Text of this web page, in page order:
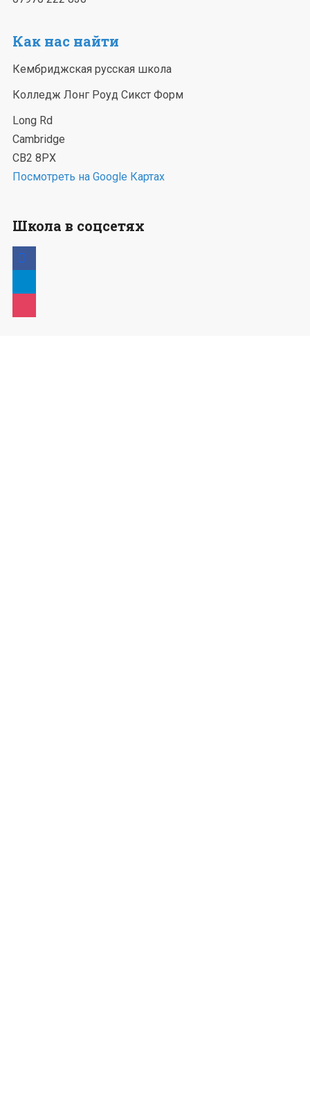
Как нас найти
Кембриджская русская школа
Колледж Лонг Роуд Сикст Форм
Long Rd
Cambridge
CB2 8PX
Посмотреть на Google Картах
Школа в соцсетях